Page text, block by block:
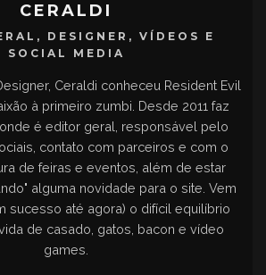
CERALDI
DESIGNER, VÍDEOS E
SOCIAL MEDIA
Ceraldi conheceu Resident Evil
à primeiro zumbi. Desde 2011 faz
onde é editor geral, responsável pelo
contato com parceiros e com o
de feiras e eventos, além de estar
alguma novidade para o site. Vem
sucesso até agora) o difícil equilíbrio
de casado, gatos, bacon e vídeo
games.